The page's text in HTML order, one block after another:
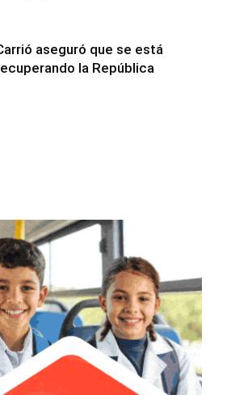
aseguró que se está
la República